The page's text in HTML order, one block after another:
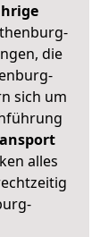
die
sich um
alles